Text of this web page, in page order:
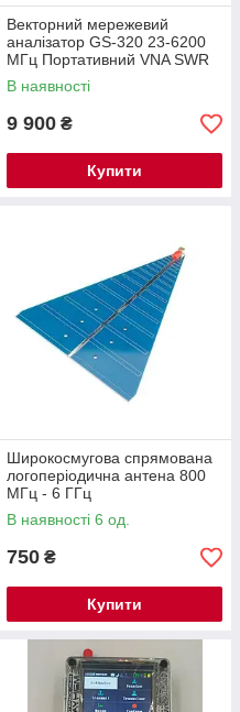
Векторний мережевий
аналізатор GS-320 23-6200
МГц Портативний VNA SWR
мережевий аналізатор
Рефлектометр Тип NanoVNA
В наявності
9 900 ₴
Купити
Широкосмугова спрямована
логоперіодична антена 800
МГц - 6 ГГц
В наявності 6 од.
750 ₴
Купити